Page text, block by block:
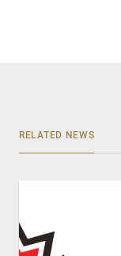
RELATED NEWS